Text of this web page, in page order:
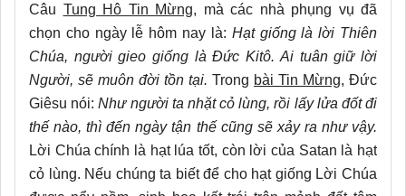
Câu Tung Hô Tin Mừng, mà các nhà phụng vụ đã
chọn cho ngày lễ hôm nay là: Hạt giống là lời Thiên
Chúa, người gieo giống là Đức Kitô. Ai tuân giữ lời
Người, sẽ muôn đời tồn tại. Trong bài Tin Mừng, Đức
Giêsu nói:Như người ta nhặt cỏ lùng, rồi lấy lửa đốt đi
thế nào, thì đến ngày tận thế cũng sẽ xảy ra như vậy.
Lời Chúa chính là hạt lúa tốt, còn lời của Satan là hạt
cỏ lùng. Nếu chúng ta biết để cho hạt giống Lời Chúa